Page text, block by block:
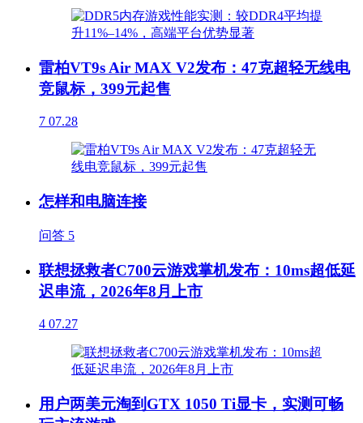
雷柏VT9s Air MAX V2发布：47克超轻无线电
竞鼠标，399元起售
7 07.28
怎样和电脑连接
问答 5
联想拯救者C700云游戏掌机发布：10ms超低延
迟串流，2026年8月上市
4 07.27
用户两美元淘到GTX 1050 Ti显卡，实测可畅